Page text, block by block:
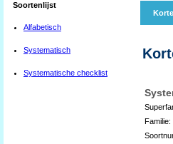
Soortenlijst
Alfabetisch
Systematisch
Systematische checklist
Familie: